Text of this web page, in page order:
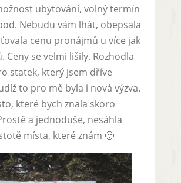
ubytování, volný termín
Nebudu vám lhát, obepsala
cenu pronájmů u více jak
Ceny se velmi lišily. Rozhodla
statek, který jsem dříve
to pro mě byla i nová výzva.
které bych znala skoro
a jednoduše, nesáhla
místa, které znám 🙂